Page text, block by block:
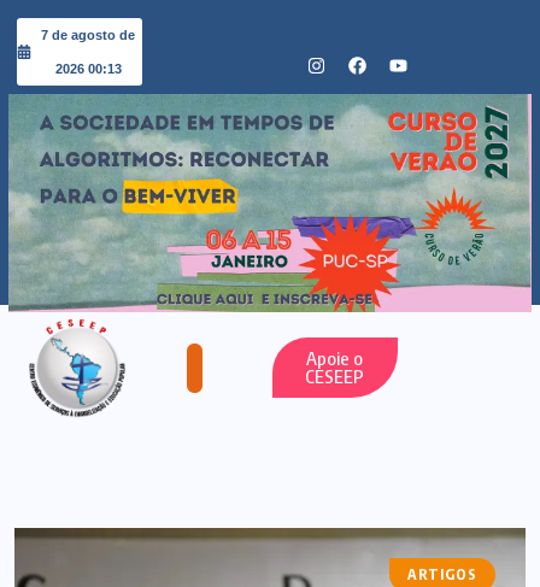
7 de agosto de
2026 00:13
Apoie o
CESEEP
ARTIGOS